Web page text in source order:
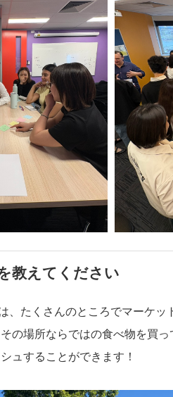
教えてください
、たくさんのところでマーケッ
の場所ならではの食べ物を買
ュすることができます！